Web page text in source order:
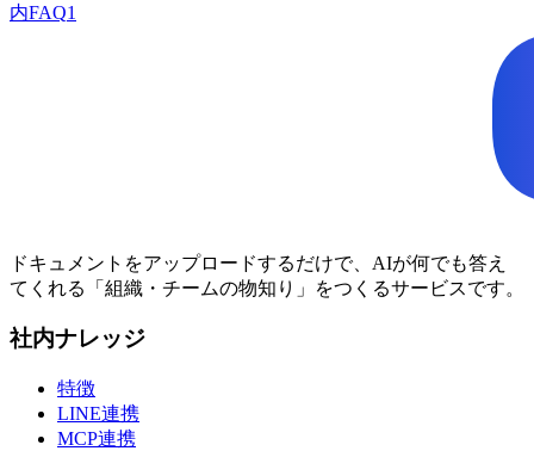
内FAQ1
ドキュメントをアップロードするだけで、AIが何でも答え
てくれる「組織・チームの物知り」をつくるサービスです。
社内ナレッジ
特徴
LINE連携
MCP連携